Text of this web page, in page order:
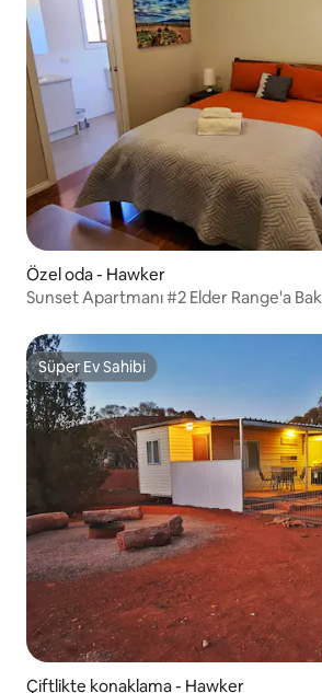
Özel oda - Hawker
Sunset Apartmanı #2 Elder Range'a
Süper Ev Sahibi
Süper Ev Sahibi
Çiftlikte konaklama - Hawker